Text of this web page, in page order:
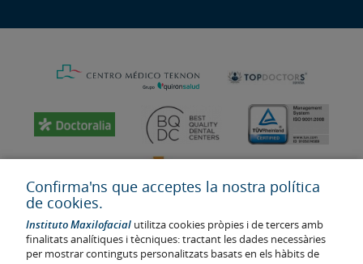
Confirma'ns que acceptes la nostra política
de cookies.
Instituto Maxilofacial utilitza cookies pròpies i de tercers amb
finalitats analítiques i tècniques: tractant les dades necessàries
per mostrar continguts personalitzats basats en els hàbits de